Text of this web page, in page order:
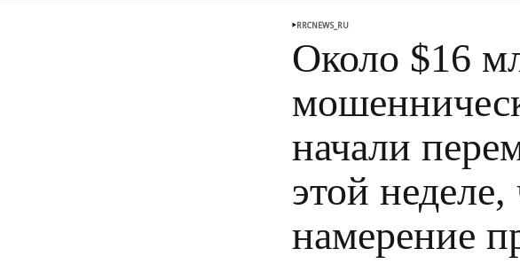
RRCNEWS_RU
Около $16
начали
этой неделе,
намерение